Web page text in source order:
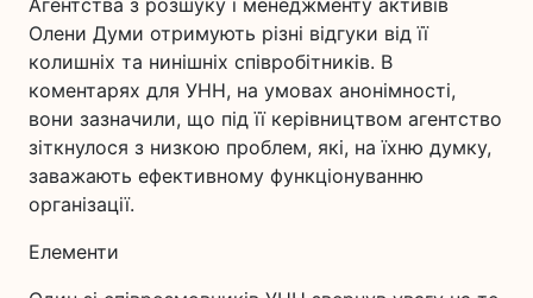
Олени Думи отримують різні відгуки від її
колишніх та нинішніх співробітників. В
коментарях для УНН, на умовах анонімності,
вони зазначили, що під її керівництвом агентство
зіткнулося з низкою проблем, які, на їхню думку,
заважають ефективному функціонуванню
організації.
Елементи